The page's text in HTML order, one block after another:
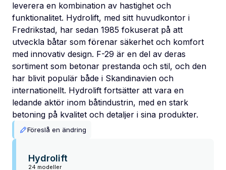
leverera en kombination av hastighet och
funktionalitet. Hydrolift, med sitt huvudkontor i
Fredrikstad, har sedan 1985 fokuserat på att
utveckla båtar som förenar säkerhet och komfort
med innovativ design. F-29 är en del av deras
sortiment som betonar prestanda och stil, och den
har blivit populär både i Skandinavien och
internationellt. Hydrolift fortsätter att vara en
ledande aktör inom båtindustrin, med en stark
betoning på kvalitet och detaljer i sina produkter.
Föreslå en ändring
Hydrolift
24 modeller